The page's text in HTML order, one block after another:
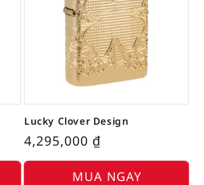
Lucky Clover Design
4,295,000 ₫
MUA NGAY